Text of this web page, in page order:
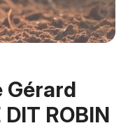
Gérard
ROBIN